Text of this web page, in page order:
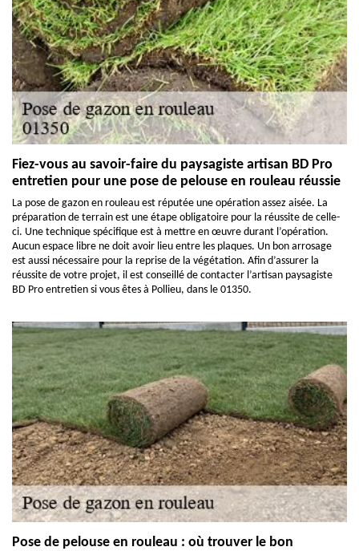
Fiez-vous au savoir-faire du paysagiste artisan BD Pro
entretien pour une pose de pelouse en rouleau réussie
La pose de gazon en rouleau est réputée une opération assez aisée. La
préparation de terrain est une étape obligatoire pour la réussite de celle-
ci. Une technique spécifique est à mettre en œuvre durant l’opération.
Aucun espace libre ne doit avoir lieu entre les plaques. Un bon arrosage
est aussi nécessaire pour la reprise de la végétation. Afin d’assurer la
réussite de votre projet, il est conseillé de contacter l’artisan paysagiste
BD Pro entretien si vous êtes à Pollieu, dans le 01350.
Pose de pelouse en rouleau : où trouver le bon